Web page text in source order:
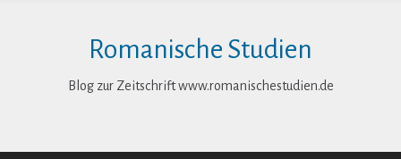
Romanische Studien
Blog zur Zeitschrift www.romanischestudien.de